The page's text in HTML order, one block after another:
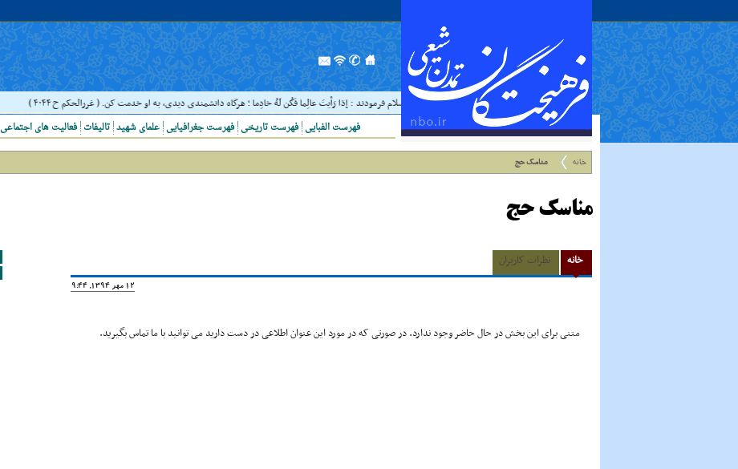
حدیث: امام علي عليه السلام فرمودند : إذا رَأيتَ عالِما فَکُن لَهُ خادِما ؛ هرگاه دانشمندى ديدى، به او خدمت کن. ( غررالحکم ح ۴۰۴۴ )
فعالیت های اجتماعی تالیفات علمای شهید فهرست جغرافیایی فهرست تاریخی فهرست الفبایی
خانه مناسک حج
مناسک حج
خانه نظرات کاربران
12 مهر 1394, 19:44
متنی برای این بخش در حال حاضر وجود ندارد. در صورتی که در مورد این عنوان اطلاعی در دست دارید می توانید با ما تماس بگیرید.